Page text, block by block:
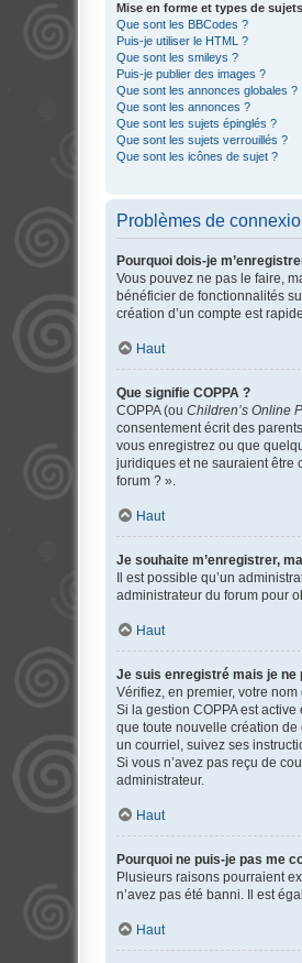
Mise en forme et types de sujets
Que sont les BBCodes ?
Puis-je utiliser le HTML ?
Que sont les smileys ?
Puis-je publier des images ?
Que sont les annonces globales ?
Que sont les annonces ?
Que sont les sujets épinglés ?
Que sont les sujets verrouillés ?
Que sont les icônes de sujet ?
Problèmes de
Pourquoi dois-je
Vous pouvez ne pas le faire,
bénéficier de fonctionnalités
création d’un compte est
Haut
Que signifie COPPA ?
COPPA (ou Children’s Online
consentement écrit des
vous enregistrez ou que
juridiques et ne sauraient être
forum ? ».
Haut
Je souhaite m’enregistrer,
Il est possible qu’un
administrateur du forum pour
Haut
Je suis enregistré mais je ne
Vérifiez, en premier, votre
Si la gestion COPPA est
que toute nouvelle création de
un courriel, suivez ses
Si vous n’avez pas reçu de
administrateur.
Haut
Pourquoi ne puis-je pas me
Plusieurs raisons pourraient
n’avez pas été banni. Il est
Haut